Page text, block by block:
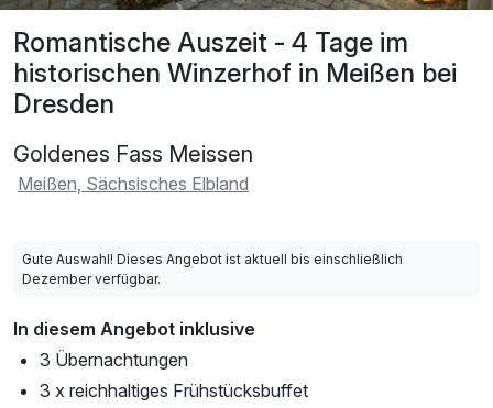
Romantische Auszeit - 4 Tage im
historischen Winzerhof in Meißen bei
Dresden
Goldenes Fass Meissen
Meißen, Sächsisches Elbland
Gute Auswahl! Dieses Angebot ist aktuell bis einschließlich
Dezember verfügbar.
In diesem Angebot inklusive
3 Übernachtungen
3 x reichhaltiges Frühstücksbuffet